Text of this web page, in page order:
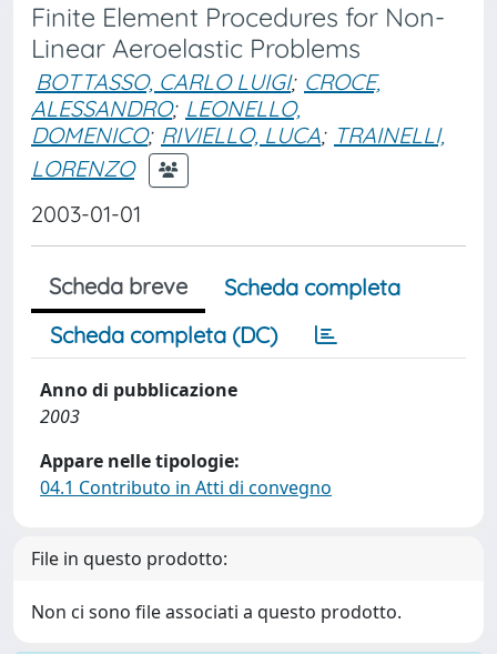
Finite Element Procedures for Non-
Linear Aeroelastic Problems
BOTTASSO, CARLO LUIGI; CROCE,
ALESSANDRO; LEONELLO,
DOMENICO; RIVIELLO, LUCA; TRAINELLI,
LORENZO
2003-01-01
Scheda breve
Scheda completa
Scheda completa (DC)
Anno di pubblicazione
2003
Appare nelle tipologie:
04.1 Contributo in Atti di convegno
File in questo prodotto:
Non ci sono file associati a questo prodotto.